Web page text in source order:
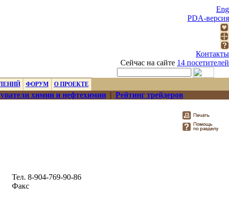
Eng
PDA-версия
Контакты
Сейчас на сайте 14 посетителей
ФОРУМ О ПРОЕКТЕ
химии и нефтехимии| Рейтинг трейдеров
Тел. 8-904-769-90-86
Факс